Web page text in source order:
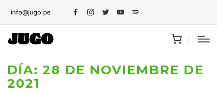
info@jugo.pe
FacebookInstagram
TwitterYoutubeSpotify
DÍA: 28 DE NOVIEMBRE DE
2021